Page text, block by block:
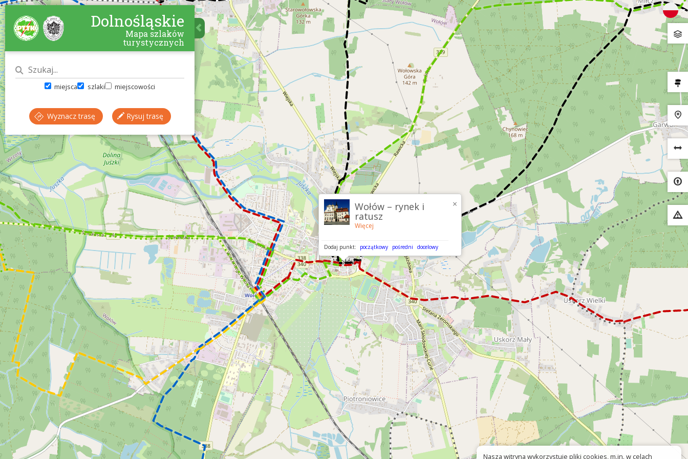
×
Wołów – rynek i
ratusz
Więcej
Dodaj punkt: początkowy pośredni docelowy
Dolnośląskie
Mapa szlaków
turystycznych
miejsca szlaki miejscowości
Wyznacz trasę Rysuj trasę
Nasza witryna wykorzystuje pliki cookies, m.in. w celach